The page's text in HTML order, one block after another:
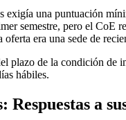
exigía una puntuación
semestre, pero el CoE
oferta era una sede de
plazo de la condición de
hábiles.
Respuestas a